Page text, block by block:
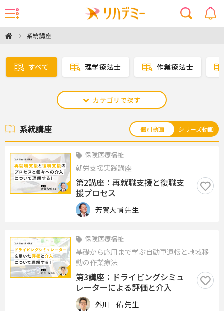
系統講座
すべて 理学療法士 作業療法士
カテゴリで探す
系統講座 個別動画 シリーズ動画
保険医療福祉
就労支援実践講座
第2講座：再就職支援と復職支
援プロセス
芳賀大輔 先生
保険医療福祉
基礎から応用まで学ぶ自動車運転と地域移
動の作業療法
第3講座：ドライビングシミュ
レーターによる評価と介入
外川 佑 先生